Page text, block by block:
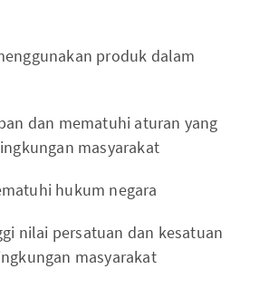
produk dalam
dan mematuhi aturan yang
masyarakat
hukum negara
nilai persatuan dan kesatuan
masyarakat